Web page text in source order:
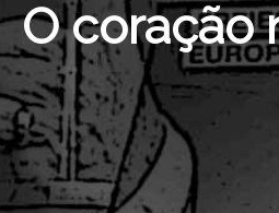
O coração